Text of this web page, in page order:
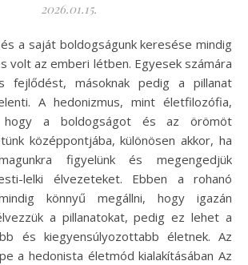
2026.01.15.
volt az emberi létben. Egyesek számára
fejlődést, másoknak pedig a pillanat
A hedonizmus, mint életfilozófia,
hogy a boldogságot és az örömöt
középpontjába, különösen akkor, ha
figyelünk és megengedjük
lelki élvezeteket. Ebben a rohanó
könnyű megállni, hogy igazán
a pillanatokat, pedig ez lehet a
és kiegyensúlyozottabb életnek. Az
a hedonista életmód kialakításában Az